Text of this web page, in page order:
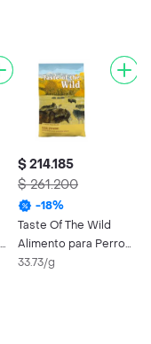
$ 214.185
$ 261.200
-18%
Taste Of The Wild
Alimento para Perro
High Prairie
33.73/g